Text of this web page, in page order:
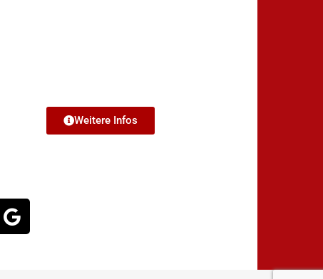
Weitere Infos